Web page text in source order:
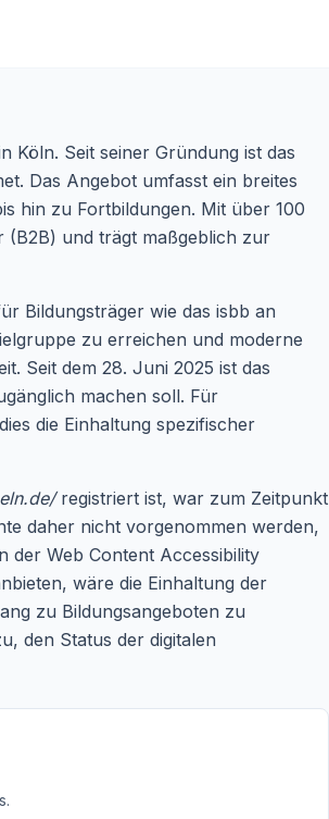
Köln. Seit seiner Gründung ist das
Das Angebot umfasst ein breites
hin zu Fortbildungen. Mit über 100
(B2B) und trägt maßgeblich zur
Bildungsträger wie das isbb an
zu erreichen und moderne
Seit dem 28. Juni 2025 ist das
machen soll. Für
die Einhaltung spezifischer
registriert ist, war zum Zeitpunkt
daher nicht vorgenommen werden,
der Web Content Accessibility
wäre die Einhaltung der
zu Bildungsangeboten zu
den Status der digitalen
.